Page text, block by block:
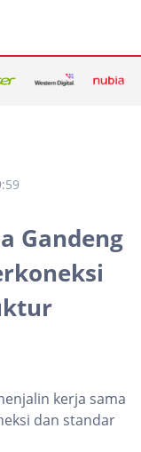
Gandeng
kerja sama
dan standar